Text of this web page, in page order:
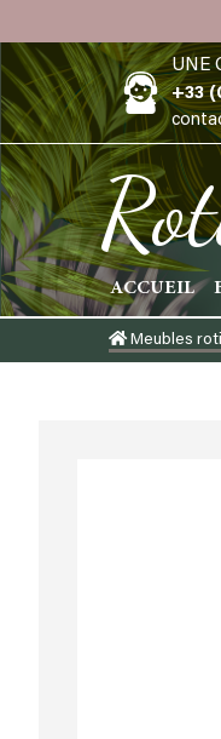
to
content
UNE
+33
ACCUEIL
Meubles